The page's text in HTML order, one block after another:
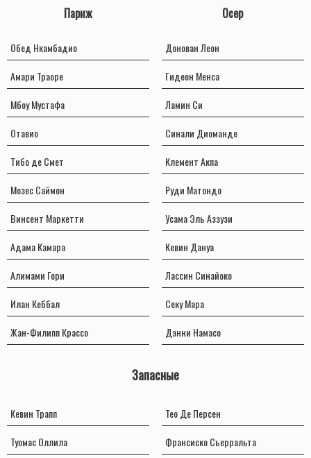
Париж
Обед Нкамбадио
Амари Траоре
Мбоу Мустафа
Отавио
Тибо де Смет
Мозес Саймон
Винсент Маркетти
Адама Камара
Алимами Гори
Илан Кеббал
Жан-Филипп Крассо
Осер
Донован Леон
Гидеон Менса
Ламин Си
Синали Диоманде
Клемент Акпа
Руди Матондо
Усама Эль Аззузи
Кевин Дануа
Лассин Синайоко
Секу Мара
Дэнни Намасо
Запасные
Кевин Трапп
Туомас Оллила
Тео Де Персен
Франсиско Сьерральта